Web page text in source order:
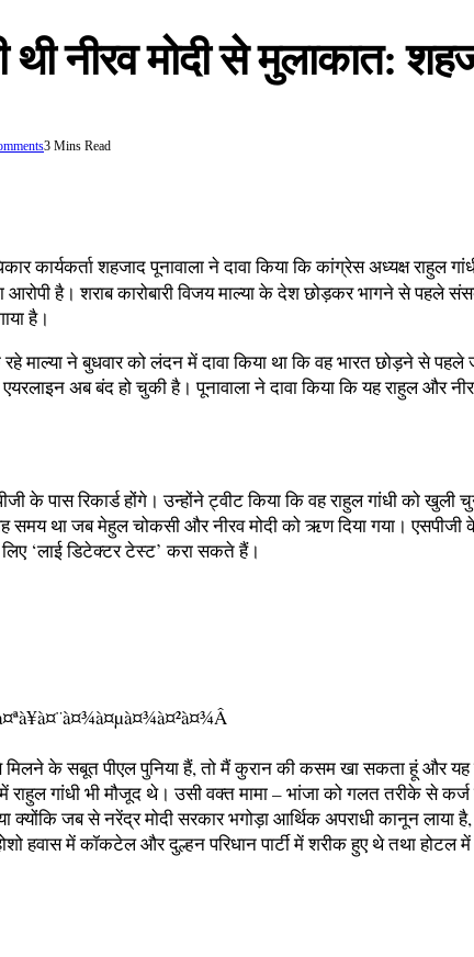
थी नीरव मोदी से मुलाकात:
3 Mins Read
कार्यकर्ता शहजाद पूनावाला ने दावा किया कि कांग्रेस अध्यक्ष
है। शराब कारोबारी विजय माल्या के देश छोड़कर भागने से पहले
है।
माल्या ने बुधवार को लंदन में दावा किया था कि वह भारत छोड़ने से
अब बंद हो चुकी है। पूनावाला ने दावा किया कि यह राहुल
के पास रिकार्ड होंगे। उन्होंने ट्वीट किया कि वह राहुल गांधी को
समय था जब मेहुल चोकसी और नीरव मोदी को ऋण दिया गया।
‘लाई डिटेक्टर टेस्ट’ करा सकते हैं।
मिलने के सबूत पीएल पुनिया हैं, तो मैं कुरान की कसम खा सकता हूं और
राहुल गांधी भी मौजूद थे। उसी वक्त मामा – भांजा को गलत तरीके से
क्योंकि जब से नरेंद्र मोदी सरकार भगोड़ा आर्थिक अपराधी कानून
हवास में कॉकटेल और दुल्हन परिधान पार्टी में शरीक हुए थे तथा होटल में